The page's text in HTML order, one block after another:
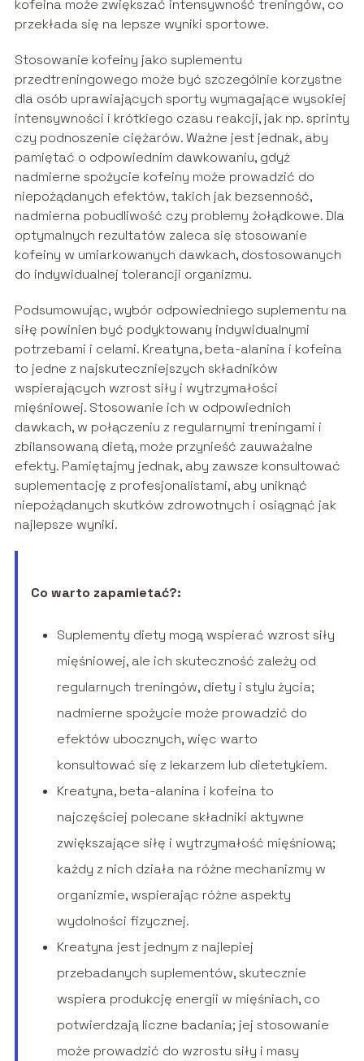
kofeina może zwiększać intensywność treningów, co
przekłada się na lepsze wyniki sportowe.
Stosowanie kofeiny jako suplementu
przedtreningowego może być szczególnie korzystne
dla osób uprawiających sporty wymagające wysokiej
intensywności i krótkiego czasu reakcji, jak np. sprinty
czy podnoszenie ciężarów. Ważne jest jednak, aby
pamiętać o odpowiednim dawkowaniu, gdyż
nadmierne spożycie kofeiny może prowadzić do
niepożądanych efektów, takich jak bezsenność,
nadmierna pobudliwość czy problemy żołądkowe. Dla
optymalnych rezultatów zaleca się stosowanie
kofeiny w umiarkowanych dawkach, dostosowanych
do indywidualnej tolerancji organizmu.
Podsumowując, wybór odpowiedniego suplementu na
siłę powinien być podyktowany indywidualnymi
potrzebami i celami. Kreatyna, beta-alanina i kofeina
to jedne z najskuteczniejszych składników
wspierających wzrost siły i wytrzymałości
mięśniowej. Stosowanie ich w odpowiednich
dawkach, w połączeniu z regularnymi treningami i
zbilansowaną dietą, może przynieść zauważalne
efekty. Pamiętajmy jednak, aby zawsze konsultować
suplementację z profesjonalistami, aby uniknąć
niepożądanych skutków zdrowotnych i osiągnąć jak
najlepsze wyniki.
Co warto zapamietać?:
Suplementy diety mogą wspierać wzrost siły
mięśniowej, ale ich skuteczność zależy od
regularnych treningów, diety i stylu życia;
nadmierne spożycie może prowadzić do
efektów ubocznych, więc warto
konsultować się z lekarzem lub dietetykiem.
Kreatyna, beta-alanina i kofeina to
najczęściej polecane składniki aktywne
zwiększające siłę i wytrzymałość mięśniową;
każdy z nich działa na różne mechanizmy w
organizmie, wspierając różne aspekty
wydolności fizycznej.
Kreatyna jest jednym z najlepiej
przebadanych suplementów, skutecznie
wspiera produkcję energii w mięśniach, co
potwierdzają liczne badania; jej stosowanie
może prowadzić do wzrostu siły i masy